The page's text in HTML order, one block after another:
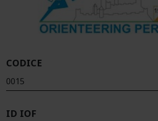
CODICE
0015
ID IOF